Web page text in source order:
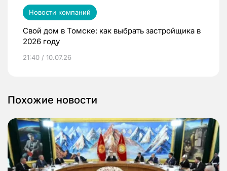
Новости компаний
Свой дом в Томске: как выбрать застройщика в
2026 году
21:40 / 10.07.26
Похожие новости